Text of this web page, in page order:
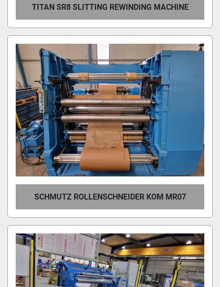
TITAN SR8 SLITTING REWINDING MACHINE
SCHMUTZ ROLLENSCHNEIDER KOM MR07